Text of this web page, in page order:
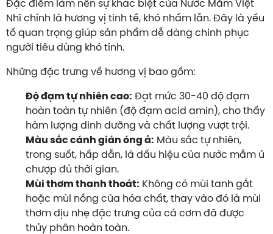
Đặc điểm làm nên sự khác biệt của Nước Mắm Việt
Nhĩ chính là hương vị tinh tế, khó nhầm lẫn. Đây là yếu
tố quan trọng giúp sản phẩm dễ dàng chinh phục
người tiêu dùng khó tính.
Những đặc trưng về hương vị bao gồm:
Độ đạm tự nhiên cao: Đạt mức 30-40 độ đạm
hoàn toàn tự nhiên (độ đạm acid amin), cho thấy
hàm lượng dinh dưỡng và chất lượng vượt trội.
Màu sắc cánh gián óng ả: Màu sắc tự nhiên,
trong suốt, hấp dẫn, là dấu hiệu của nước mắm ủ
chượp đủ thời gian.
Mùi thơm thanh thoát: Không có mùi tanh gắt
hoặc mùi nồng của hóa chất, thay vào đó là mùi
thơm dịu nhẹ đặc trưng của cá cơm đã được
thủy phân hoàn toàn.